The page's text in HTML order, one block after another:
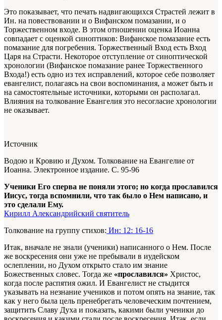
Это показывает, что печать надвигающихся Страстей лежит в
Ин. на повествовании и о Вифанском помазании, и о
Торжественном входе. В этом отношении оценка Иоанна
совпадает с оценкой синоптиков: Вифанское помазание есть
помазание для погребения. Торжественный Вход есть Вход
Царя на Страсти. Некоторое отступление от синоптической
хронологии (Вифанское помазание ранее Торжественного
Входа!) есть одно из тех исправлений, которое себе позволяет
евангелист, полагаясь на свои воспоминания, а может быть и
на самостоятельные источники, которыми он располагал.
Влияния на толкование Евангелия это несогласие хронологии
не оказывает.
Источник
Водою и Кровию и Духом. Толкование на Евангелие от
Иоанна. Электронное издание. С. 95-96
Ученики Его сперва не поняли этого; но когда прославился
Иисус, тогда вспомнили, что так было о Нем написано, и
это сделали Ему.
Кирилл Александрийский святитель
Толкование на группу стихов: Ин: 12: 16-16
Итак, вначале не знали (ученики) написанного о Нем. После
же воскресения они уже не пребывали в иудейском
ослеплении, но Духом открыто стало им знание
Божественных словес. Тогда же «прославился» Христос,
когда после распятия ожил. И Евангелист не стыдится
указывать на незнание учеников и потом опять на знание, так
как у него была цель пренебрегать человеческим почтением,
защитить Славу Духа и показать, какими были ученики до